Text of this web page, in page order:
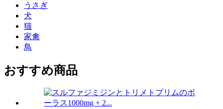
うさぎ
犬
猫
家禽
鳥
おすすめ商品